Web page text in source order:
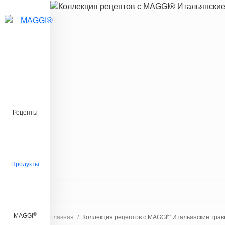
Перейти к основному содержанию
Рецепты
Продукты
MAGGI ® Главная Коллекция рецептов с MAGGI ® Итальянские